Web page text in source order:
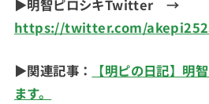
▶明智ピロシキTwitter →
https://twitter.com/
▶関連記事：
【明ピの日記】明
ます。